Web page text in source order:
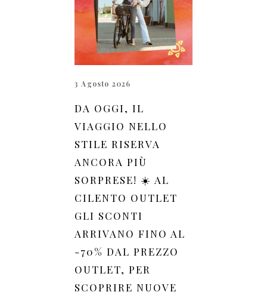
3 Agosto 2026
DA OGGI, IL
VIAGGIO NELLO
STILE RISERVA
ANCORA PIÙ
SORPRESE! ☀️ AL
CILENTO OUTLET
GLI SCONTI
ARRIVANO FINO AL
-70% DAL PREZZO
OUTLET, PER
SCOPRIRE NUOVE